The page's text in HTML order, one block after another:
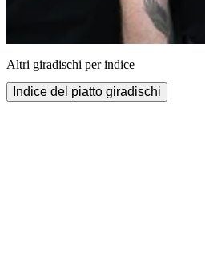
Altri giradischi per indice
Indice del piatto giradischi